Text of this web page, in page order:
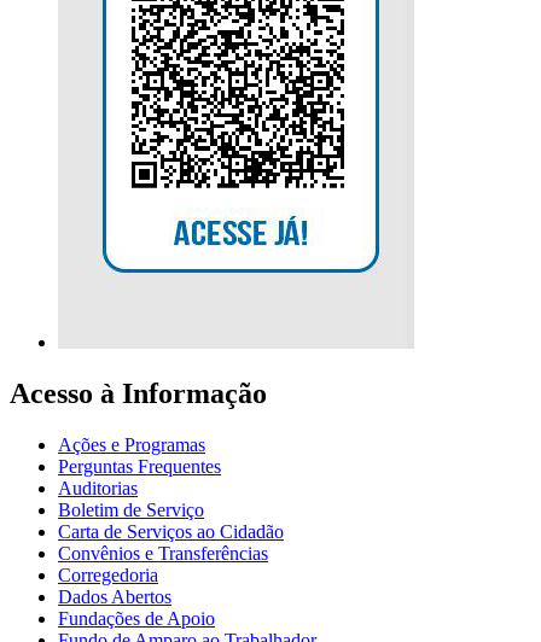
Acesso à Informação
Ações e Programas
Perguntas Frequentes
Auditorias
Boletim de Serviço
Carta de Serviços ao Cidadão
Convênios e Transferências
Corregedoria
Dados Abertos
Fundações de Apoio